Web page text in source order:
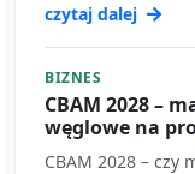
czytaj dalej
BIZNES
CBAM 2028 –
węglowe na
CBAM 2028 – czy